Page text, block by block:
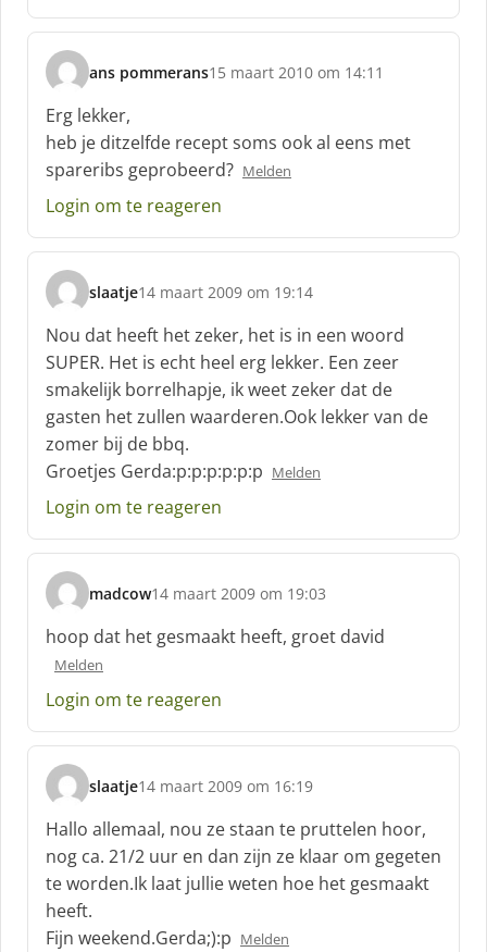
:
ans pommerans
s
c
h
r
e
e
:
15 maart 2010 om 14:11
Erg lekker,
heb je ditzelfde recept soms ook al eens met
spareribs geprobeerd? Melden
Login om te reageren
slaatje
s
c
h
r
e
e
f
:
14 maart 2009 om 19:14
Nou dat heeft het zeker, het is in een woord
SUPER. Het is echt heel erg lekker. Een zeer
smakelijk borrelhapje, ik weet zeker dat de
gasten het zullen waarderen.Ook lekker van de
zomer bij de bbq.
Groetjes Gerda:p:p:p:p:p:p Melden
Login om te reageren
madcow
s
c
h
e
f
14 maart 2009 om 19:03
hoop dat het gesmaakt heeft, groet david
Melden
Login om te reageren
slaatje
s
c
h
r
e
e
f
14 maart 2009 om 16:19
Hallo allemaal, nou ze staan te pruttelen hoor,
nog ca. 21/2 uur en dan zijn ze klaar om gegeten
te worden.Ik laat jullie weten hoe het gesmaakt
heeft.
Fijn weekend.Gerda;):p Melden